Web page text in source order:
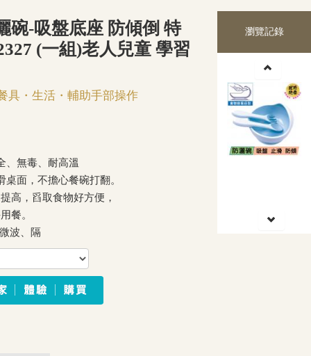
碗-吸盤底座 防傾倒 特
(一組)老人兒童 學習
具・生活・輔助手部操作
、無毒、耐高溫
面，不擔心餐碗打翻。
高，舀取食物好方便，
餐。
波、隔
瀏覽記錄